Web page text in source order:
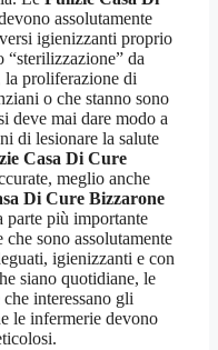
assolutamente
igienizzanti proprio
“sterilizzazione” da
la proliferazione di
o che stanno sono
deve mai dare modo a
di lesionare la salute
Casa Di Cure
meglio anche
Di Cure Bizzarone
parte più importante
sono assolutamente
igienizzanti e con
siano quotidiane, le
che interessano gli
le infermerie devono